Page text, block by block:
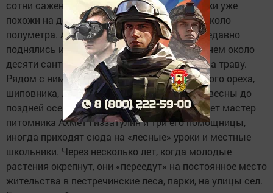
сотни саженцев. Маленькие елочки-трехлетки уже
похожи на деревья, хотя их высота - всего около
полуметра. А полуторалетние, что совсем недавно
поднялись из семян - и того меньше, в среднем около
десяти сантиметров и похожи пока скорее на траву.
Рядом с ними растут саженцы маньчжурского ореха,
шиповника, лиственницы, сосны, акации. С весны до
поздней осени здесь за деревцами ухаживает мастер
питомника Ахмет Гиззатулин и три его помощницы,
иногда приходят сюда на «лесные» уроки и местные
школьники. Через несколько лет, когда молодые
растения окрепнут, они «переедут» на постоянное место
жительства в пестречинские леса, парки, на улицы сел.